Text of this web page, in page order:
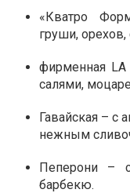
«Кватро
груши,
фирменная
салями,
Гавайская – с
нежным
Пеперони –
барбекю.